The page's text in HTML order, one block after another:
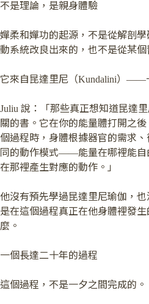
不是理論，是親身體驗
嬋柔和嬋功的起源，不是從解剖
動系統改良出來的，也不是從某個
它來自昆達里尼（Kundalini）——
Juliu 說：「那些真正想知道昆達
關的書。它在你的能量體打開之
個過程時，身體根據器官的需求
同的動作模式——能量在哪裡能自
在那裡產生對應的動作。」
他沒有預先學過昆達里尼瑜伽，
是在這個過程真正在他身體裡發
麼。
一個長達二十年的過程
這個過程，不是一夕之間完成的。